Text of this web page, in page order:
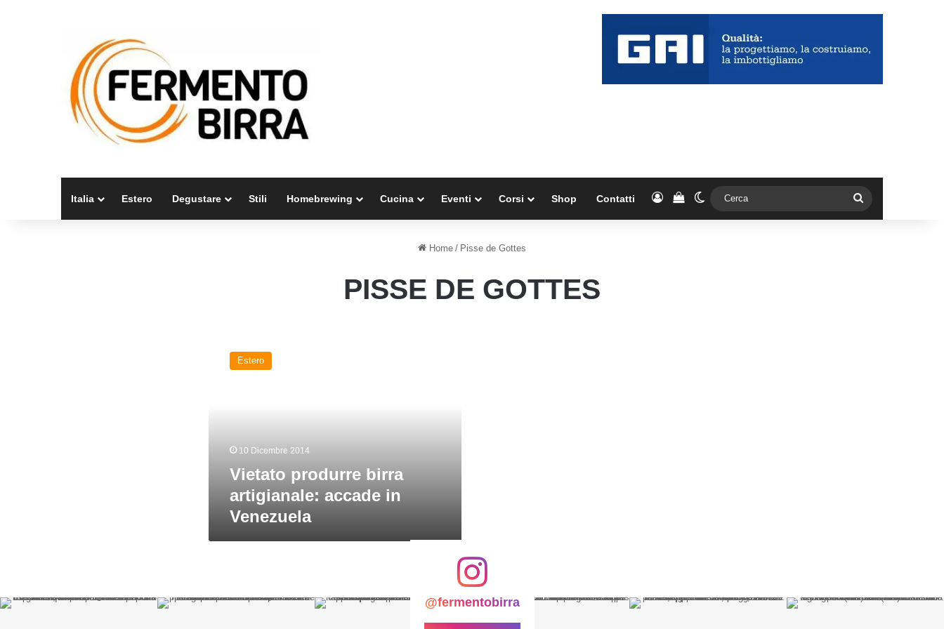
Italia Estero Degustare Stili Homebrewing Cucina Eventi Corsi Shop Contatti AccediVedi il carrello
Cambia aspetto
Home / Pisse de Gottes
PISSE DE GOTTES
produrre
Estero
10 Dicembre 2014
Vietato produrre birra
artigianale: accade in
Venezuela
@fermentobirra